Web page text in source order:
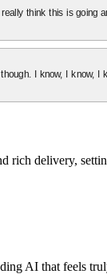
think this is going
I know, I know, I
rich delivery,
AI that feels